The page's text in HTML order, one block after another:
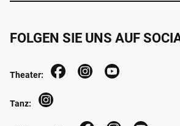
FOLGEN SIE UNS AUF
Theater:
Tanz: